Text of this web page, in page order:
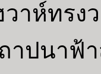
วาห์ทร
าปนาฟ้